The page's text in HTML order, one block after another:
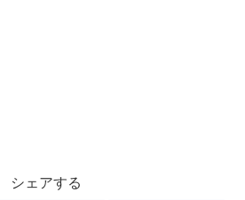
シェアする